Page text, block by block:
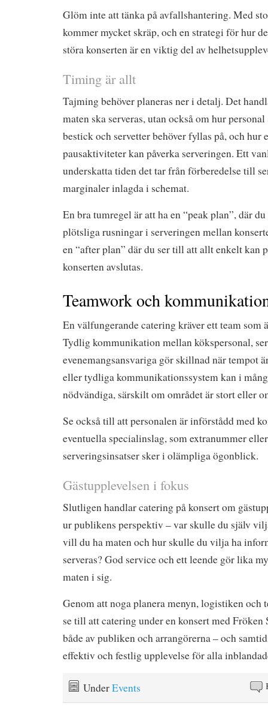
Glöm inte att tänka på avfallshantering. Med
kommer mycket skräp, och en strategi för hur
störa konserten är en viktig del av
Timing är allt
Tajming behöver planeras ner i detalj. Det
maten ska serveras, utan också om hur
bestick och servetter behöver fyllas på, och hur
pausaktiviteter kan påverka serveringen. Ett
underskatta tiden det tar från förberedelse till
marginaler inlagda i schemat.
En bra tumregel är att ha en “peak plan”, där
plötsliga rusningar i serveringen mellan
en “after plan” där du ser till att allt enkelt kan
konserten avslutas.
Teamwork och
En välfungerande catering kräver ett team som
Tydlig kommunikation mellan kökspersonal,
evenemangsansvariga gör skillnad när tempot
eller tydliga kommunikationssystem kan i
nödvändiga, särskilt om området är stort eller
Se också till att personalen är införstådd med
eventuella specialinslag, som extranummer
serveringsinsatser sker i olämpliga ögonblick.
Gästupplevelsen i fokus
Slutligen handlar catering på konsert om
ur publikens perspektiv – var skulle du själv
vill du ha maten och hur skulle du vilja ha
serveras? God service och ett leende gör lika
maten i sig.
Genom att noga planera menyn, logistiken och
se till att catering under en konsert med
både av publiken och arrangörerna – och
effektiv och festlig upplevelse för alla
UnderEvents